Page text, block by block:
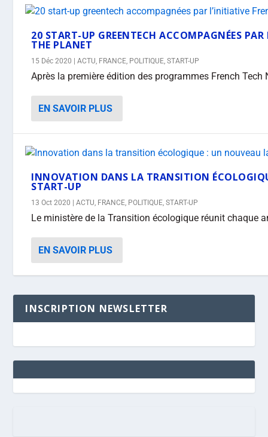
20 START-UP GREENTECH ACCOMPAGNÉES
THE PLANET
15 Déc 2020 |ACTU, FRANCE, POLITIQUE,START-UP
Après la première édition des programmes French
EN SAVOIR PLUS
INNOVATION DANS LA TRANSITION
START-UP
13 Oct 2020 |ACTU, FRANCE, POLITIQUE,START-UP
Le ministère de la Transition écologique réunit chaque
EN SAVOIR PLUS
INSCRIPTION NEWSLETTER